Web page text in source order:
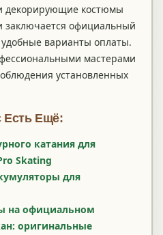
декорирующие костюмы
заключается официальный
варианты оплаты.
мастерами
установленных
Есть Ещё:
катания для
Skating
для
на официальном
оригинальные